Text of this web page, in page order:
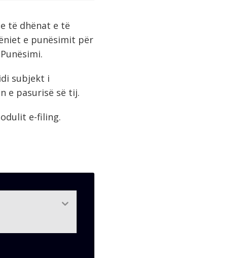
të dhënat e të
e punësimit për
subjekt i
e pasurisë së tij.
e-filing.